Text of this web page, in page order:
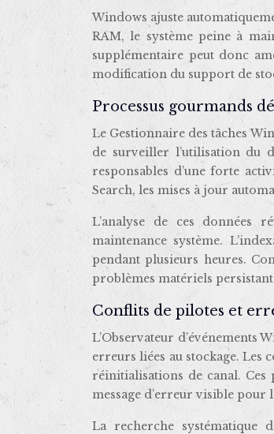
Windows ajuste
RAM, le système peine à
supplémentaire peut donc
modification du support de
Processus gourmands
Le Gestionnaire des tâches
de surveiller l’utilisation du
responsables d’une forte
Search, les mises à jour
L’analyse de ces données
maintenance système.
pendant plusieurs heures.
problèmes matériels
Conflits de pilotes et
L’Observateur d’événements
erreurs liées au stockage. Les
réinitialisations de canal.
message d’erreur visible pour
La recherche systématique